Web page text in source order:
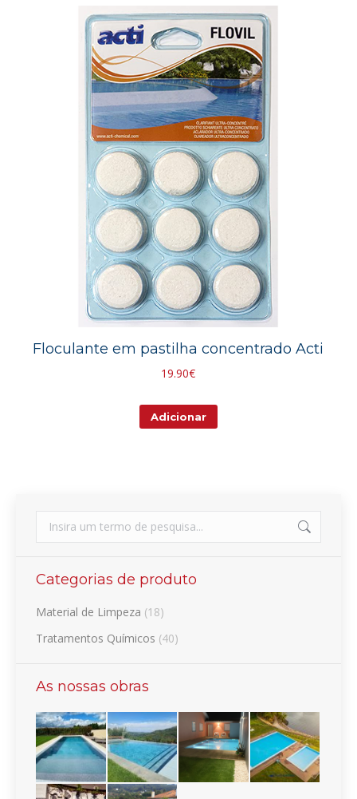
Floculante em pastilha concentrado Acti
19.90€
Adicionar
Search:
Categorias de produto
Material de Limpeza (18)
Tratamentos Químicos (40)
As nossas obras